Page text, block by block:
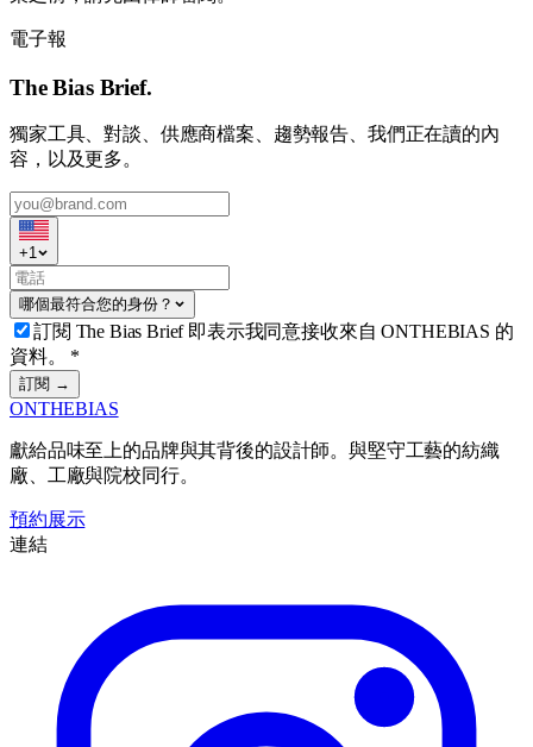
電子報
The Bias Brief.
獨家工具、對談、供應商檔案、趨勢報告、我們正在讀的內
容，以及更多。
+1
哪個最符合您的身份？
訂閱 The Bias Brief 即表示我同意接收來自 ONTHEBIAS 的
資料。
*
訂閱 →
ONTHEBIAS
獻給品味至上的品牌與其背後的設計師。與堅守工藝的紡織
廠、工廠與院校同行。
預約展示
連結